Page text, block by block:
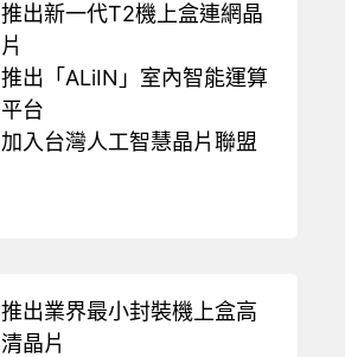
推出新一代T2機上盒連網晶
片
推出「ALiIN」室內智能運算
平台
加入台灣人工智慧晶片聯盟
推出業界最小封裝機上盒高
清晶片